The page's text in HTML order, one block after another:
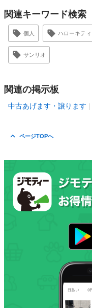
関連キーワード検索
個人 ハローキティ
サンリオ
関連の掲示板
中古あげます・譲ります
ページTOPへ